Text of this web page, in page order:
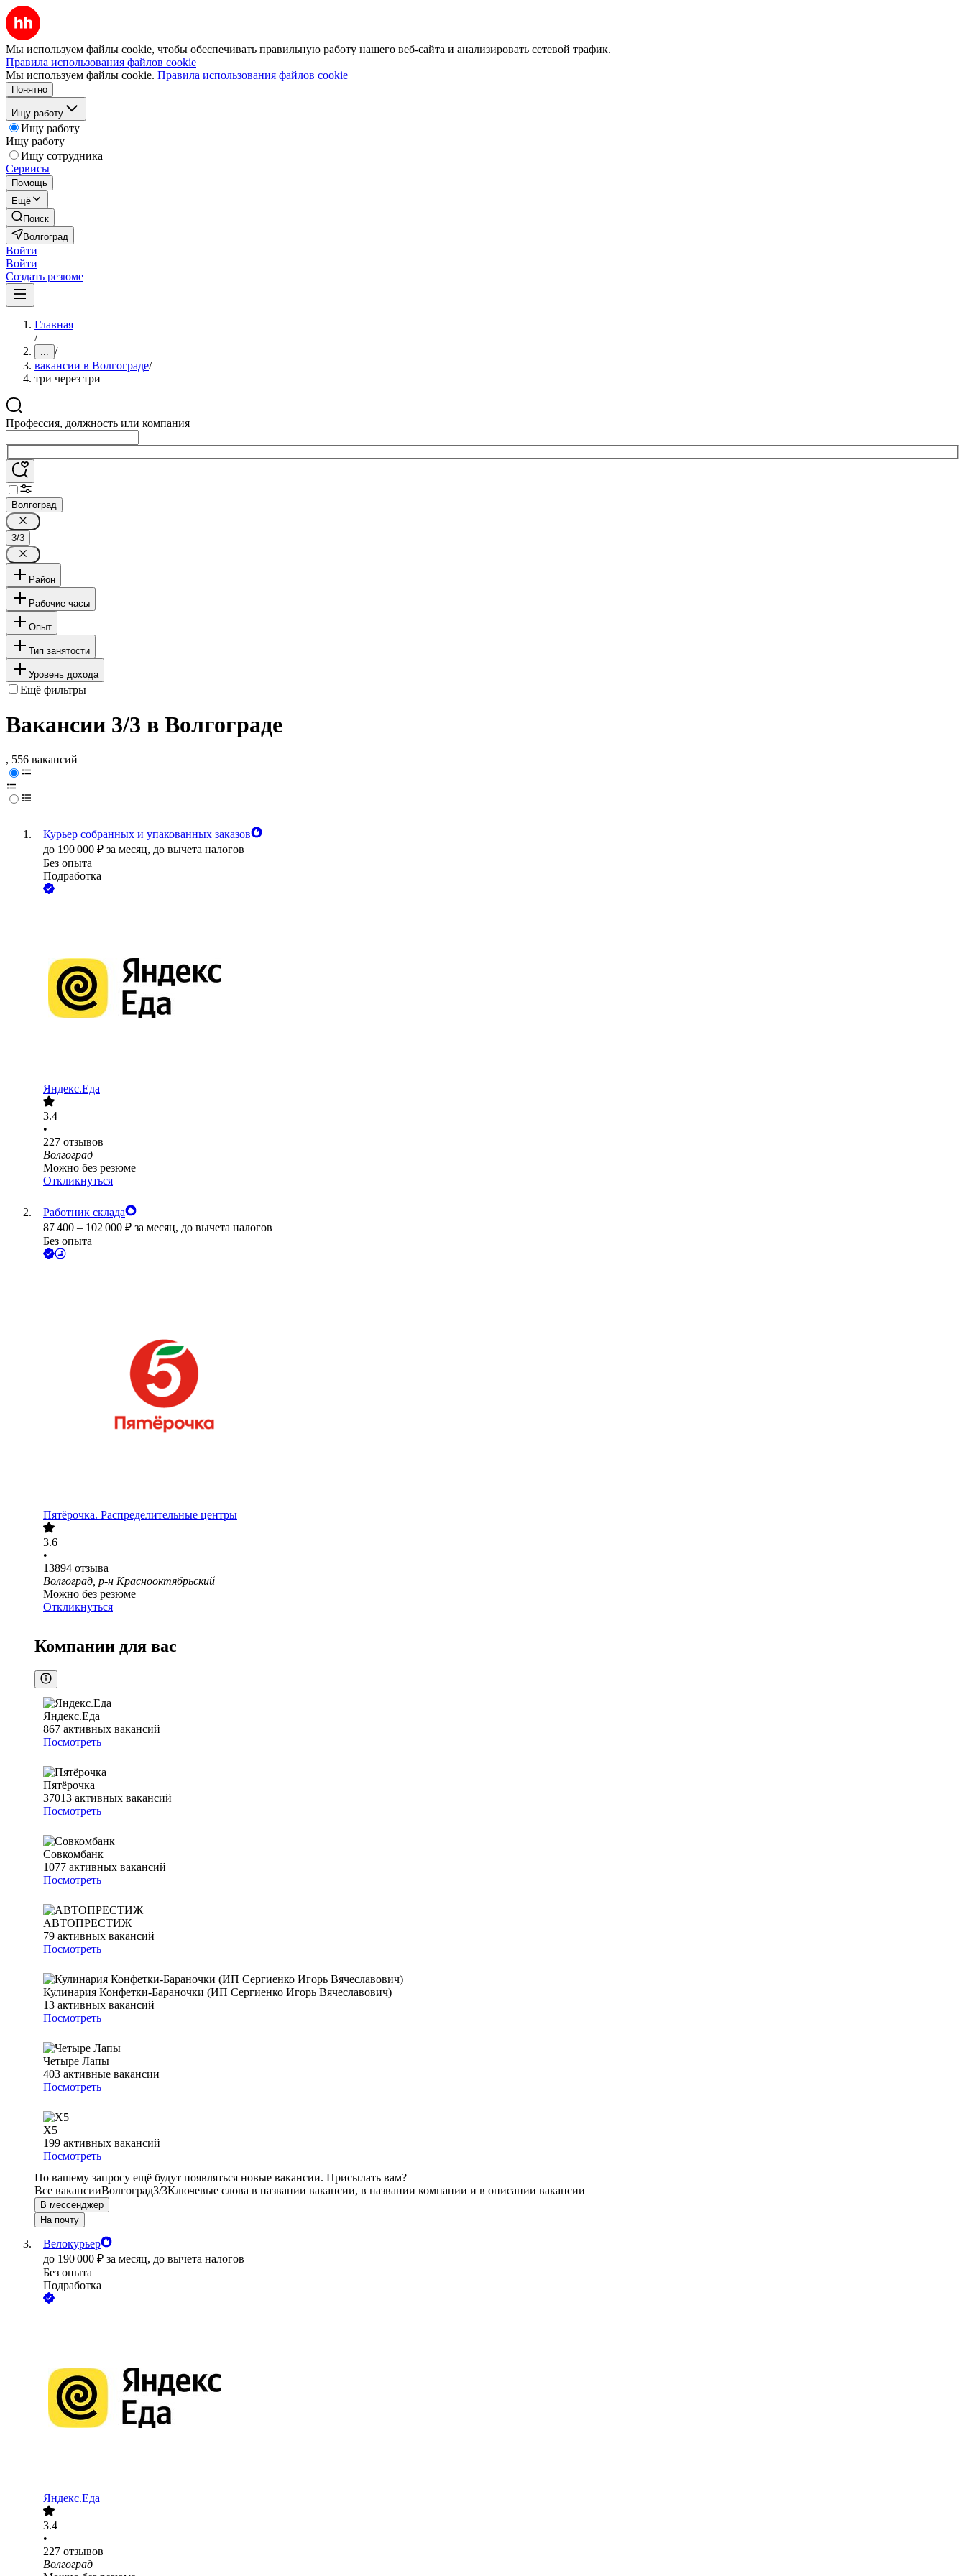
Мы используем файлы cookie, чтобы обеспечивать правильную работу нашего веб-сайта и анализировать сетевой трафик.
Правила использования файлов cookie
Мы используем файлы cookie. Правила использования файлов cookie
Понятно
Ищу работу
Ищу работу
Ищу работу
Ищу сотрудника
Сервисы
Помощь
Ещё
Поиск
Волгоград
Войти
Войти
Создать резюме
Главная
/
... /
вакансии в Волгограде/
три через три
Профессия, должность или компания
Волгоград
3/3
Район
Рабочие часы
Опыт
Тип занятости
Уровень дохода
Ещё фильтры
Вакансии 3/3 в Волгограде
, 556 вакансий
Курьер собранных и упакованных заказов
до 190 000 ₽ за месяц, до вычета налогов
Без опыта
Подработка
Яндекс.Еда
3.4
•
227 отзывов
Волгоград
Можно без резюме
Откликнуться
Работник склада
87 400 – 102 000 ₽ за месяц, до вычета налогов
Без опыта
Пятёрочка. Распределительные центры
3.6
•
13894 отзыва
Волгоград, р-н Краснооктябрьский
Можно без резюме
Откликнуться
Компании для вас
Яндекс.Еда
867 активных вакансий
Посмотреть
Пятёрочка
37013 активных вакансий
Посмотреть
Совкомбанк
1077 активных вакансий
Посмотреть
АВТОПРЕСТИЖ
79 активных вакансий
Посмотреть
Кулинария Конфетки-Бараночки (ИП Сергиенко Игорь Вячеславович)
13 активных вакансий
Посмотреть
Четыре Лапы
403 активные вакансии
Посмотреть
Х5
199 активных вакансий
Посмотреть
По вашему запросу ещё будут появляться новые вакансии. Присылать вам?
Все вакансииВолгоград3/3Ключевые слова в названии вакансии, в названии компании и в описании вакансии
В мессенджер
На почту
Велокурьер
до 190 000 ₽ за месяц, до вычета налогов
Без опыта
Подработка
Яндекс.Еда
3.4
•
227 отзывов
Волгоград